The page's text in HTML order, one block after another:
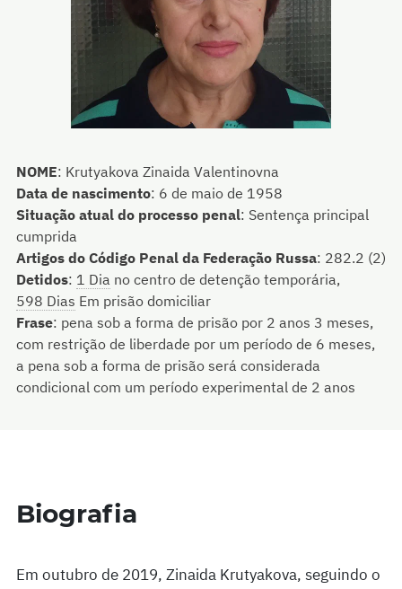
NOME: Krutyakova Zinaida Valentinovna
Data de nascimento: 6 de maio de 1958
Situação atual do processo penal: Sentença principal
cumprida
Artigos do Código Penal da Federação Russa: 282.2 (2)
Detidos: 1 Dia no centro de detenção temporária,
598 Dias Em prisão domiciliar
Frase: pena sob a forma de prisão por 2 anos 3 meses,
com restrição de liberdade por um período de 6 meses,
a pena sob a forma de prisão será considerada
condicional com um período experimental de 2 anos
Biografia
Em outubro de 2019, Zinaida Krutyakova, seguindo o